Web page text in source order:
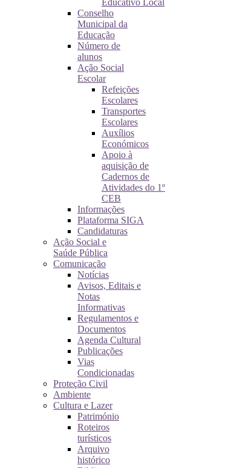
Educativo Local
Conselho
Municipal da
Educação
Número de
alunos
Ação Social
Escolar
Refeições
Escolares
Transportes
Escolares
Auxílios
Económicos
Apoio à
aquisição de
Cadernos de
Atividades do 1º
CEB
Informações
Plataforma SIGA
Candidaturas
Ação Social e
Saúde Pública
Comunicação
Notícias
Avisos, Editais e
Notas
Informativas
Regulamentos e
Documentos
Agenda Cultural
Publicações
Vias
Condicionadas
Proteção Civil
Ambiente
Cultura e Lazer
Património
Roteiros
turísticos
Arquivo
histórico